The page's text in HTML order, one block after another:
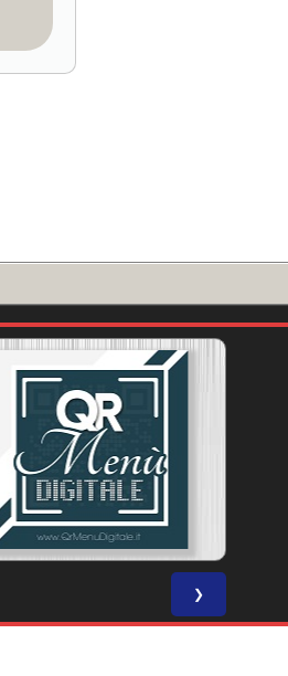
❯